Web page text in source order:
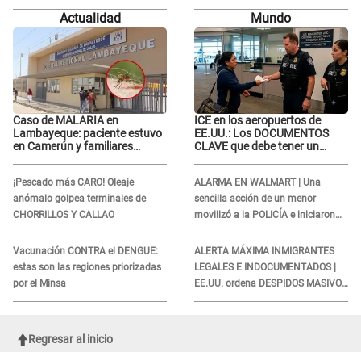
novio con animador de 'La Bella
Luz': "Un día..."
redes: "A su hija se lo negó"
Actualidad
Caso de MALARIA en
Lambayeque: paciente estuvo
en Camerún y familiares
¡Pescado más CARO! Oleaje
anómalo golpea terminales de
CHORRILLOS Y CALLAO
Vacunación CONTRA el DENGUE:
estas son las regiones priorizadas
por el Minsa
Mundo
ICE en los aeropuertos de
EE.UU.: Los DOCUMENTOS
CLAVE que debe tener un
ALARMA EN WALMART | Una
sencilla acción de un menor
movilizó a la POLICÍA e iniciaron
una investigación por lo hallado:
¿Qué ocurrió?
ALERTA MÁXIMA INMIGRANTES
LEGALES E INDOCUMENTADOS |
EE.UU. ordena DESPIDOS MASIVOS
y DEPORTACIONES a estos
Regresar al inicio